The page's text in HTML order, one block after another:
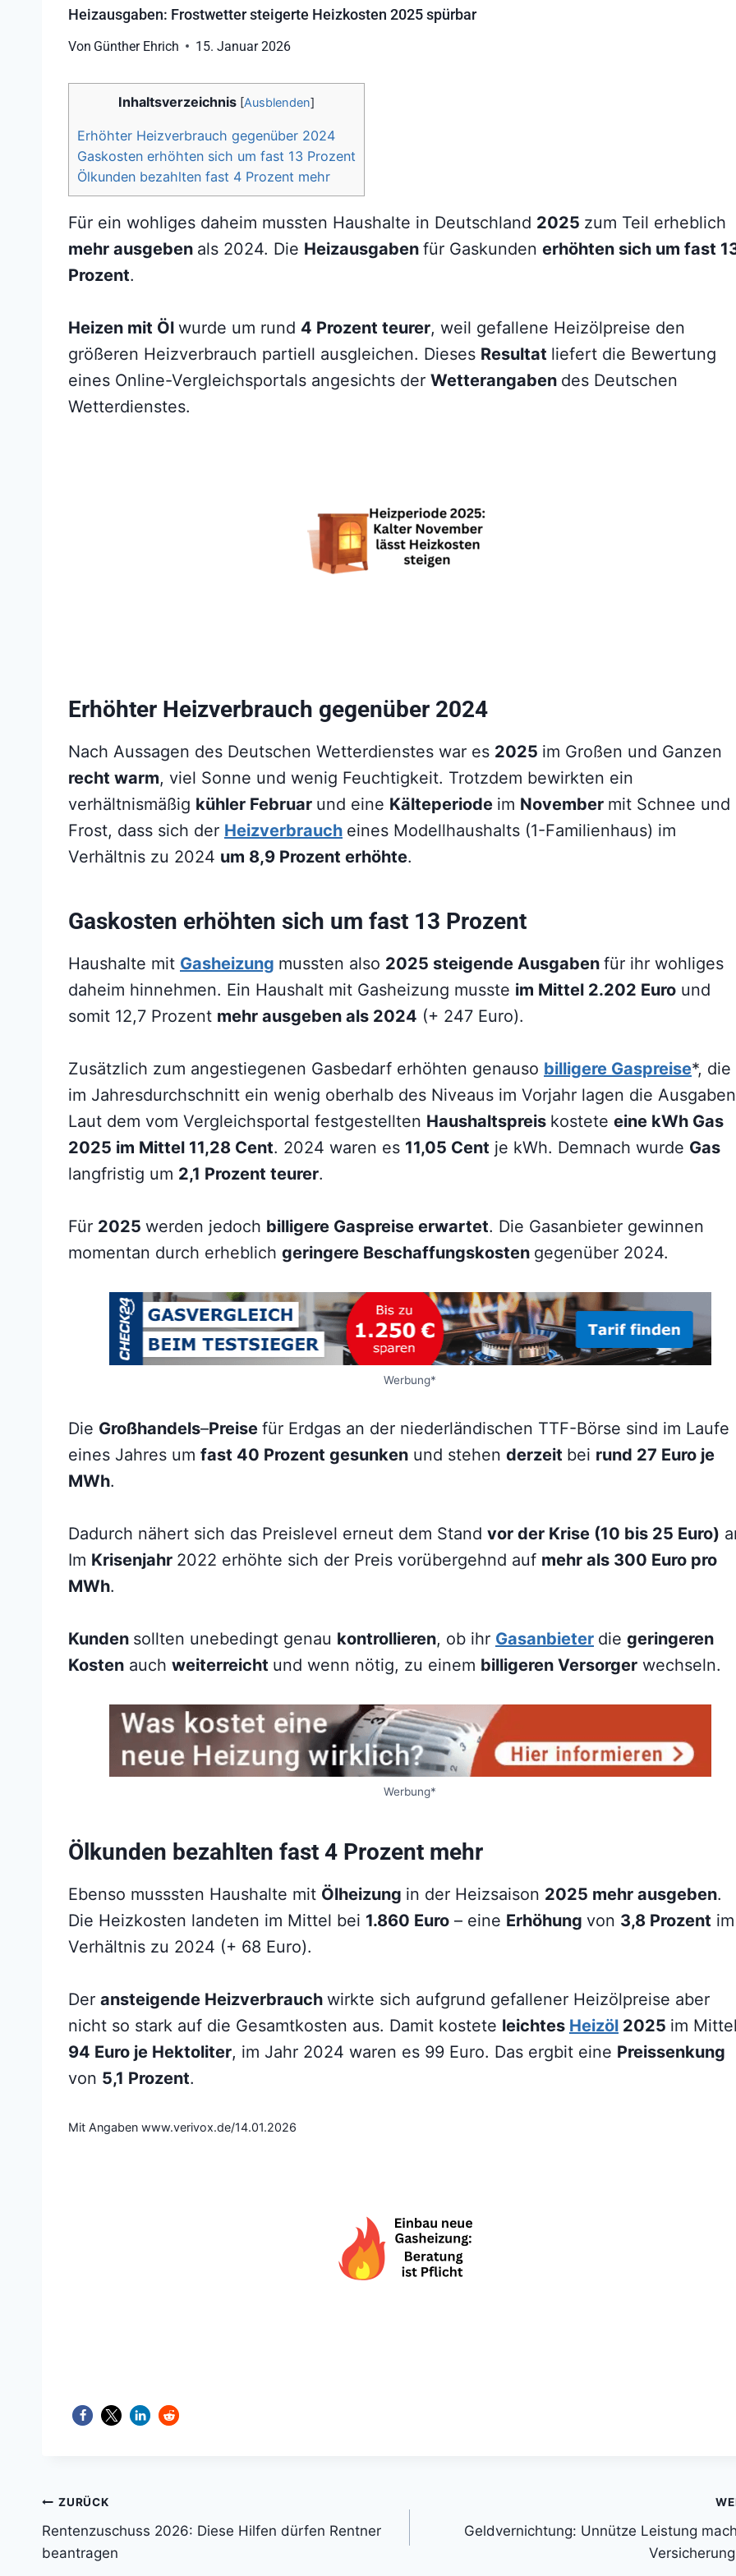
Heizausgaben: Frostwetter steigerte Heizkosten 2025 spürbar
Von Günther Ehrich 15. Januar 2026
Inhaltsverzeichnis [Ausblenden]
Erhöhter Heizverbrauch gegenüber 2024
Gaskosten erhöhten sich um fast 13 Prozent
Ölkunden bezahlten fast 4 Prozent mehr
Für ein wohliges daheim mussten Haushalte in Deutschland 2025 zum Teil erheblich
mehr ausgeben als 2024. Die Heizausgaben für Gaskunden erhöhten sich um fast
Prozent.
Heizen mit Öl wurde um rund 4 Prozent teurer, weil gefallene Heizölpreise den
größeren Heizverbrauch partiell ausgleichen. Dieses Resultat liefert die Bewertung
eines Online-Vergleichsportals angesichts der Wetterangaben des Deutschen
Wetterdienstes.
Erhöhter Heizverbrauch gegenüber 2024
Nach Aussagen des Deutschen Wetterdienstes war es 2025 im Großen und Ganzen
recht warm, viel Sonne und wenig Feuchtigkeit. Trotzdem bewirkten ein
verhältnismäßig kühler Februar und eine Kälteperiode im November mit Schnee und
Frost, dass sich der Heizverbrauch eines Modellhaushalts (1-Familienhaus) im
Verhältnis zu 2024 um 8,9 Prozent erhöhte.
Gaskosten erhöhten sich um fast 13 Prozent
Haushalte mit Gasheizung mussten also 2025 steigende Ausgaben für ihr wohliges
daheim hinnehmen. Ein Haushalt mit Gasheizung musste im Mittel 2.202 Euro und
somit 12,7 Prozent mehr ausgeben als 2024 (+ 247 Euro).
Zusätzlich zum angestiegenen Gasbedarf erhöhten genauso billigere Gaspreise*, die
im Jahresdurchschnitt ein wenig oberhalb des Niveaus im Vorjahr lagen die
Laut dem vom Vergleichsportal festgestellten Haushaltspreis kostete eine kWh Gas
2025 im Mittel 11,28 Cent. 2024 waren es 11,05 Cent je kWh. Demnach wurde Gas
langfristig um 2,1 Prozent teurer.
Für 2025 werden jedoch billigere Gaspreise erwartet. Die Gasanbieter gewinnen
momentan durch erheblich geringere Beschaffungskosten gegenüber 2024.
Werbung*
Die Großhandels–Preise für Erdgas an der niederländischen TTF-Börse sind im Laufe
eines Jahres um fast 40 Prozent gesunken und stehen derzeit bei rund 27 Euro je
MWh.
Dadurch nähert sich das Preislevel erneut dem Stand vor der Krise (10 bis 25 Euro)
Im Krisenjahr 2022 erhöhte sich der Preis vorübergehnd auf mehr als 300 Euro pro
MWh.
Kunden sollten unebedingt genau kontrollieren, ob ihr Gasanbieter die geringeren
Kosten auch weiterreicht und wenn nötig, zu einem billigeren Versorger wechseln.
Werbung*
Ölkunden bezahlten fast 4 Prozent mehr
Ebenso musssten Haushalte mit Ölheizung in der Heizsaison 2025 mehr ausgeben.
Die Heizkosten landeten im Mittel bei 1.860 Euro – eine Erhöhung von 3,8 Prozent im
Verhältnis zu 2024 (+ 68 Euro).
Der ansteigende Heizverbrauch wirkte sich aufgrund gefallener Heizölpreise aber
nicht so stark auf die Gesamtkosten aus. Damit kostete leichtes Heizöl 2025 im
94 Euro je Hektoliter, im Jahr 2024 waren es 99 Euro. Das ergbit eine Preissenkung
von 5,1 Prozent.
Mit Angaben www.verivox.de/14.01.2026
Beitragsnavigation
ZURÜCK
Rentenzuschuss 2026: Diese Hilfen dürfen Rentner
beantragen
Geldvernichtung: Unnütze Leistung